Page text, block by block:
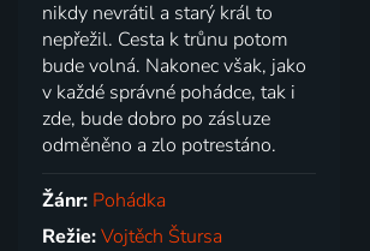
nikdy nevrátil a starý král to
nepřežil. Cesta k trůnu potom
bude volná. Nakonec však, jako
v každé správné pohádce, tak i
zde, bude dobro po zásluze
odměněno a zlo potrestáno.
Žánr: Pohádka
Režie:Vojtěch Štursa